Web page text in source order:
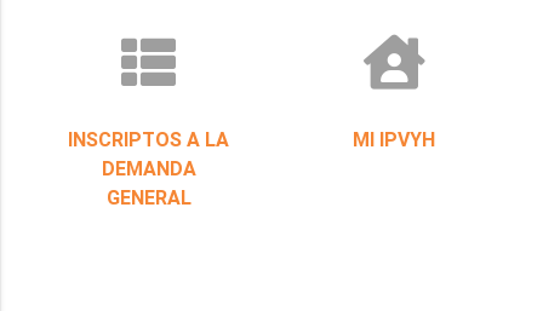
INSCRIPTOS A LA
DEMANDA
GENERAL
MI IPVYH